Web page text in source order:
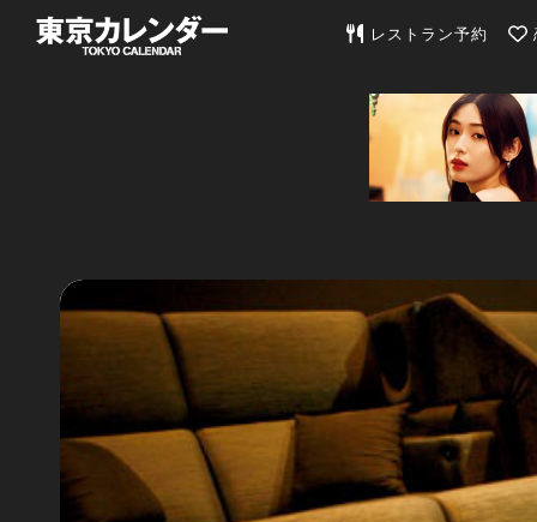
東京カレンダー | 最新
レストラン予約